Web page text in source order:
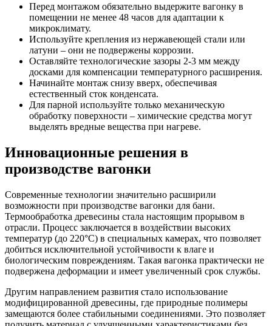
Перед монтажом обязательно выдержите вагонку в
помещении не менее 48 часов для адаптации к
микроклимату.
Используйте крепления из нержавеющей стали или
латуни – они не подвержены коррозии.
Оставляйте технологические зазоры 2-3 мм между
досками для компенсации температурного расширения.
Начинайте монтаж снизу вверх, обеспечивая
естественный сток конденсата.
Для парной используйте только механическую
обработку поверхности – химические средства могут
выделять вредные вещества при нагреве.
Инновационные решения в
производстве вагонки
Современные технологии значительно расширили
возможности при производстве вагонки для бани.
Термообработка древесины стала настоящим прорывом в
отрасли. Процесс заключается в воздействии высоких
температур (до 220°C) в специальных камерах, что позволяет
добиться исключительной устойчивости к влаге и
биологическим повреждениям. Такая вагонка практически не
подвержена деформации и имеет увеличенный срок службы.
Другим направлением развития стало использование
модифицированной древесины, где природные полимеры
замещаются более стабильными соединениями. Это позволяет